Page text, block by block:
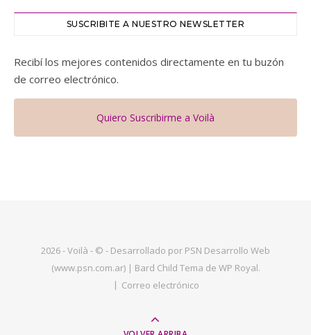
SUSCRIBITE A NUESTRO NEWSLETTER
Recibí los mejores contenidos directamente en tu buzón
de correo electrónico.
Quiero Suscribirme a Voilà
2026 - Voilà - © - Desarrollado por PSN Desarrollo Web
(www.psn.com.ar) | Bard Child Tema de WP Royal.
Correo electrónico